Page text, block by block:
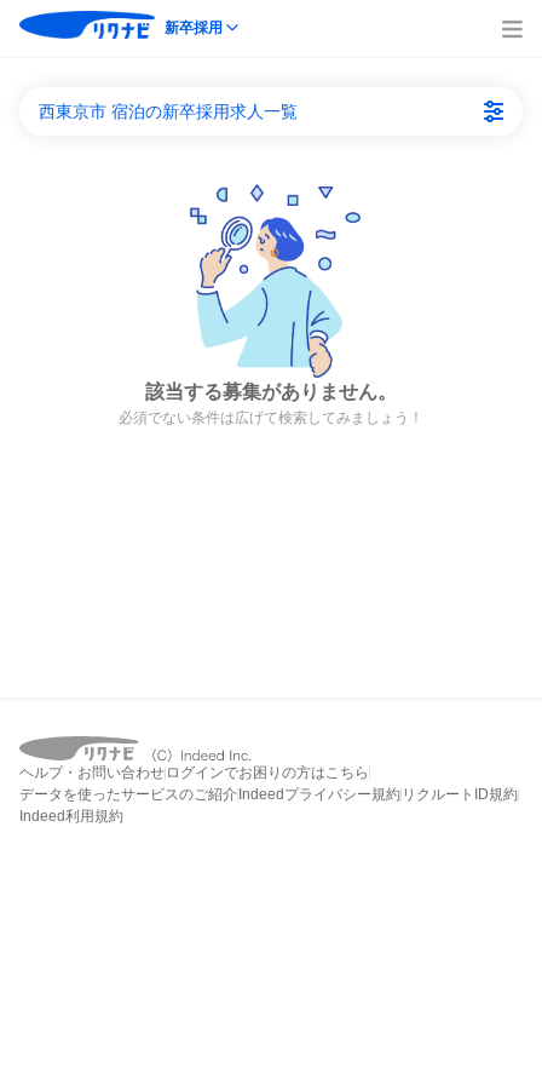
新卒採用
西東京市 宿泊の新卒採用求人一覧
該当する募集がありません。
必須でない条件は広げて検索してみましょう！
ヘルプ・お問い合わせ ログインでお困りの方はこちら
データを使ったサービスのご紹介 Indeedプライバシー規約 リクルートID規約
Indeed利用規約